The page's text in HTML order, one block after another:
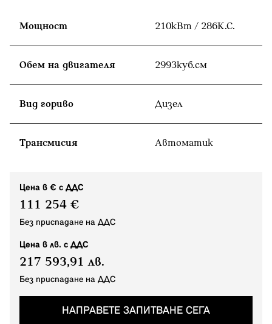
Мощност 210кВт / 286К.С.
Обем на двигателя 2993куб.cм
Вид гориво Дизел
Tрансмисия Автоматик
Цена в € с ДДС
111 254 €
Без приспадане на ДДС
Цена в лв. с ДДС
217 593,91 лв.
Без приспадане на ДДС
НАПРАВЕТЕ ЗАПИТВАНЕ СЕГА